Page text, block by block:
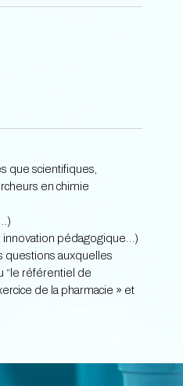
que scientifiques,
en chimie
innovation pédagogique…)
questions auxquelles
“le référentiel de
de la pharmacie » et